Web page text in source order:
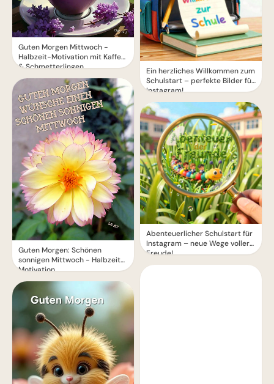
Guten Morgen Mittwoch -
Halbzeit-Motivation mit Kaffee
& Schmetterlingen
Guten Morgen: Schönen
sonnigen Mittwoch - Halbzeit-
Motivation
Ein herzliches Willkommen zum
Schulstart – perfekte Bilder für
Instagram!
Abenteuerlicher Schulstart für
Instagram – neue Wege voller
Freude!